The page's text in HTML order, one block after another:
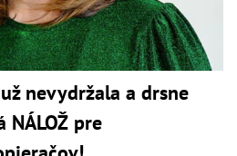
nevydržala a drsne
NÁLOŽ pre